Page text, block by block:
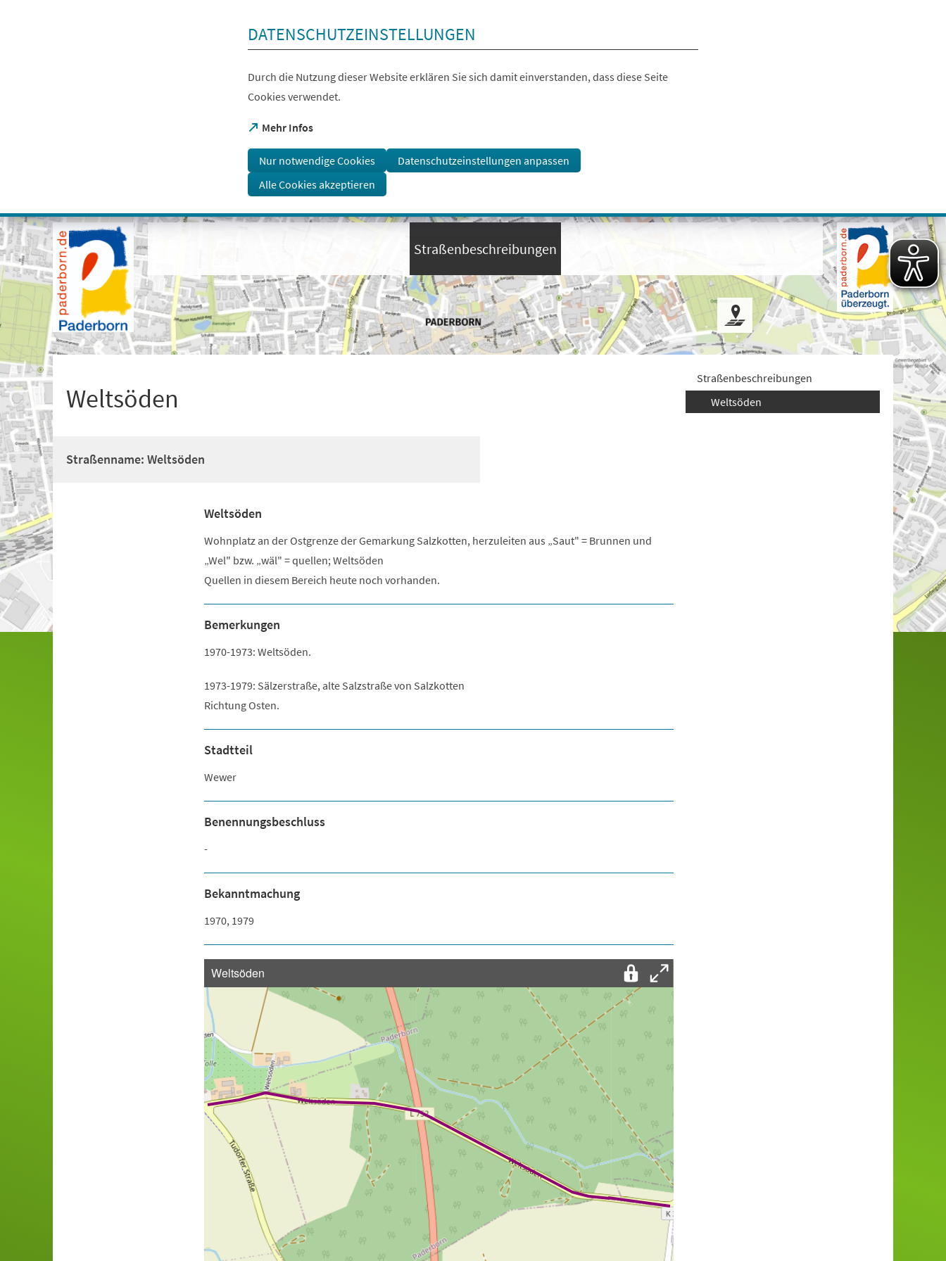
Visuelle
Assistenzsoftware
öffnen.
Mit
der
Tastatur
erreichbar
über
+
DATENSCHUTZEINSTELLUNGEN
Durch die Nutzung dieser Website erklären Sie sich damit einverstanden, dass diese Seite
Cookies verwendet.
Mehr Infos
(Öffnet
einem
neuen
Tab)
Nur notwendige Cookies
Datenschutzeinstellungen anpassen
Alle Cookies akzeptieren
Straßenbeschreibungen
Weltsöden
Straßenname: Weltsöden
Weltsöden
Wohnplatz an der Ostgrenze der Gemarkung Salzkotten, herzuleiten aus „Saut" = Brunnen und
„Wel" bzw. „wäl" = quellen; Weltsöden
Quellen in diesem Bereich heute noch vorhanden.
Bemerkungen
1970-1973: Weltsöden.
1973-1979: Sälzerstraße, alte Salzstraße von Salzkotten
Richtung Osten.
Stadtteil
Wewer
Benennungsbeschluss
-
Bekanntmachung
1970, 1979
Weltsöden
Straßenbeschreibungen
Weltsöden